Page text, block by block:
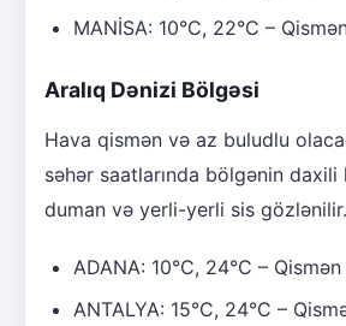
MANİSA: 10°C, 22°C –
Aralıq Dənizi Bölgəsi
Hava qismən və az buludlu
səhər saatlarında bölgənin daxili
duman və yerli-yerli sis gözlənilir.
ADANA: 10°C, 24°C –
ANTALYA: 15°C, 24°C –